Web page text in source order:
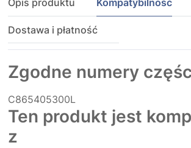
Opis produktu Kompatybilność
Dostawa i płatność
Zgodne numery
C865405300L
Ten produkt jest
z